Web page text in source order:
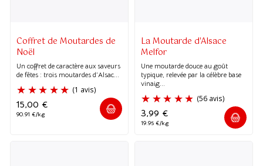
Coffret de Moutardes de
Noël
Un coffret de caractère aux saveurs
de fêtes : trois moutardes d’Alsac...
15,00 €
90.91 €/kg
La Moutarde d'Alsace
Melfor
Une moutarde douce au goût
typique, relevée par la célèbre base
vinaig...
3,99 €
19.95 €/kg